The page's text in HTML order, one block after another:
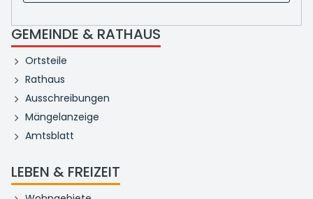
GEMEINDE & RATHAUS
Ortsteile
Rathaus
Ausschreibungen
Mängelanzeige
Amtsblatt
LEBEN & FREIZEIT